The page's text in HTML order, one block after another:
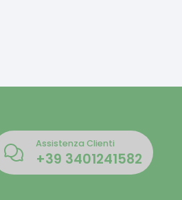
Assistenza Clienti
+39 3401241582